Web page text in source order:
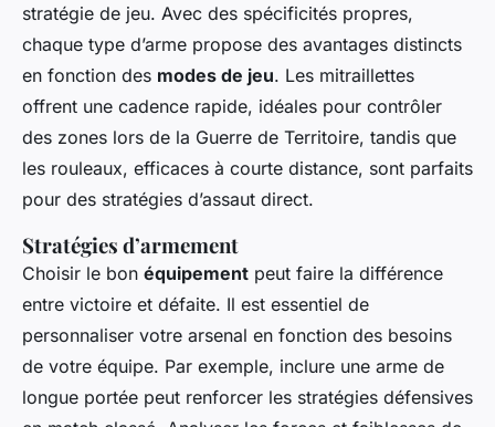
stratégie de jeu. Avec des spécificités propres,
chaque type d’arme propose des avantages distincts
en fonction des modes de jeu. Les mitraillettes
offrent une cadence rapide, idéales pour contrôler
des zones lors de la Guerre de Territoire, tandis que
les rouleaux, efficaces à courte distance, sont parfaits
pour des stratégies d’assaut direct.
Stratégies d’armement
Choisir le bon équipement peut faire la différence
entre victoire et défaite. Il est essentiel de
personnaliser votre arsenal en fonction des besoins
de votre équipe. Par exemple, inclure une arme de
longue portée peut renforcer les stratégies défensives